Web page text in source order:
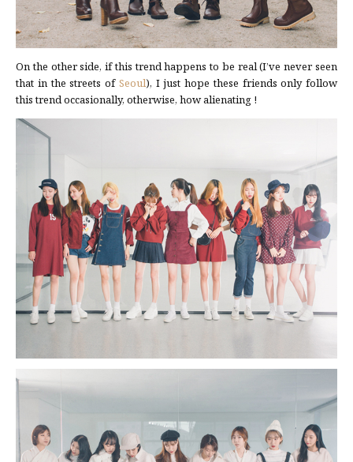
On the other side, if this trend happens to be real (I’ve never seen
that in the streets ofSeoul), I just hope these friends only follow
this trend occasionally, otherwise, how alienating !